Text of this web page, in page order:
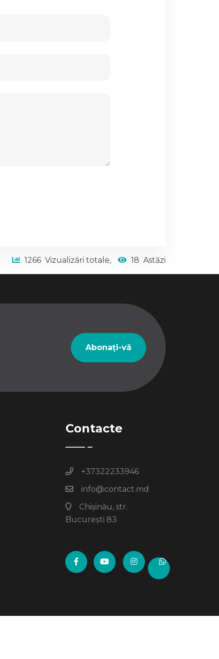
1266 Vizualizări totale, 18 Astăzi
Abonați-vă
Contacte
+37322233946
info@contact.md
Chișinău, str.
București 83